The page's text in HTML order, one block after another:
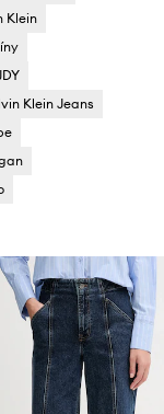
Klein
Klein Jeans